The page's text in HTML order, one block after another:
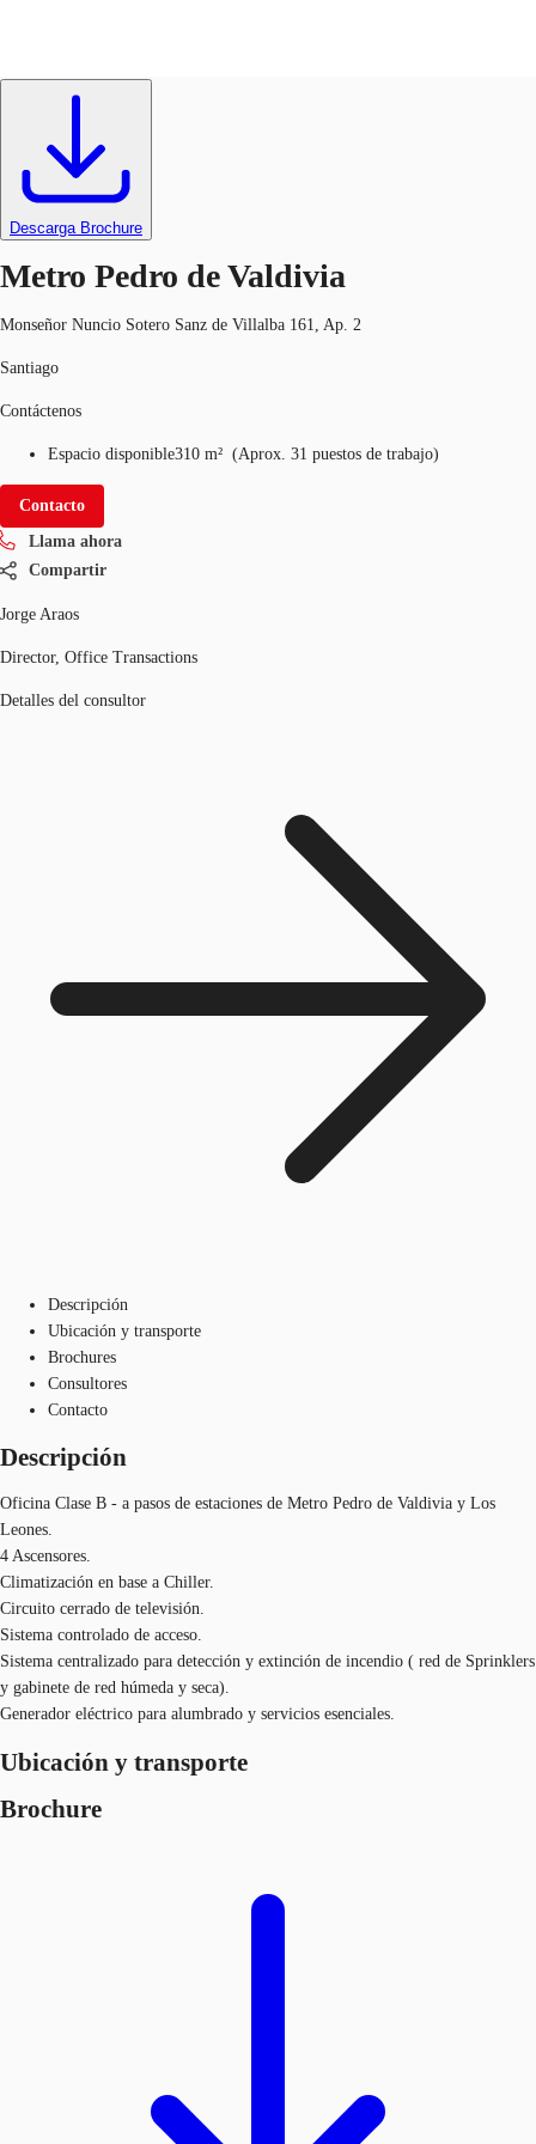
Nuestros servicios
Noticias e Investigaciones
Favoritos
Llama ahora
Descarga Brochure
Metro Pedro de Valdivia
Monseñor Nuncio Sotero Sanz de Villalba 161, Ap. 2
Santiago
Contáctenos
Espacio disponible310 m² (Aprox. 31 puestos de trabajo)
Contacto
Llama ahora
Compartir
Jorge Araos
Director, Office Transactions
Detalles del consultor
Descripción
Ubicación y transporte
Brochures
Consultores
Contacto
Descripción
Oficina Clase B - a pasos de estaciones de Metro Pedro de Valdivia y Los
Leones.
4 Ascensores.
Climatización en base a Chiller.
Circuito cerrado de televisión.
Sistema controlado de acceso.
Sistema centralizado para detección y extinción de incendio ( red de Sprinklers
y gabinete de red húmeda y seca).
Generador eléctrico para alumbrado y servicios esenciales.
Ubicación y transporte
Brochure